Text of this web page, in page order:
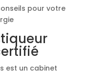
pour votre
est un cabinet